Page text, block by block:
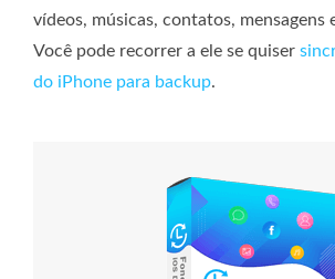
vídeos, músicas, contatos, mensagens
Você pode recorrer a ele se quiser
do iPhone para backup.